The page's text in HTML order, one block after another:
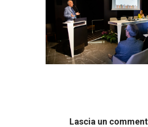
Lascia un